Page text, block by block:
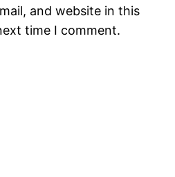
and website in this
time I comment.